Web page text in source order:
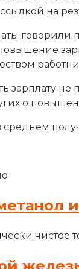
на
говорили
не
о
среднем
чистое